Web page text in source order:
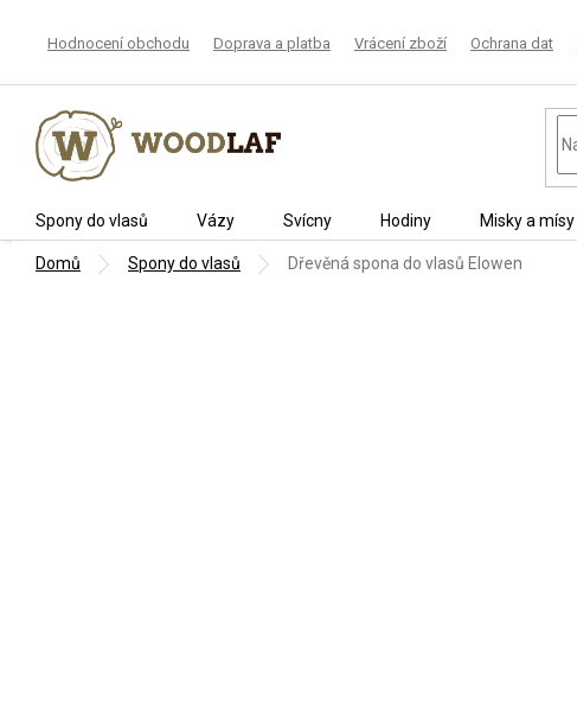
Hodnocení obchodu Doprava a platba Vrácení zboží Ochrana dat
Spony do vlasů Vázy Svícny Hodiny Misky a mísy
Domů Spony do vlasů Dřevěná spona do vlasů Elowen